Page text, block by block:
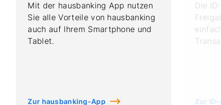
Mit der hausbanking App nutzen
Sie alle Vorteile von hausbanking
auch auf Ihrem Smartphone und
Tablet.
Zur hausbanking-App
Die
Zur